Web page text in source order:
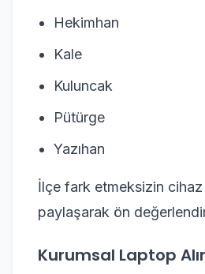
Hekimhan
Kale
Kuluncak
Pütürge
Yazıhan
İlçe fark etmeksizin
paylaşarak ön
Kurumsal Laptop